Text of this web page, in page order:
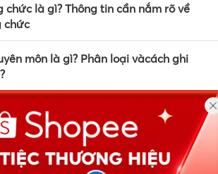
chức là gì? Thông tin cần nắm rõ về
chức
môn là gì? Phân loại vàcách ghi